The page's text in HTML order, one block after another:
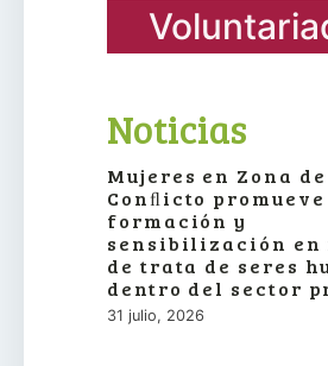
Noticias
Mujeres en Zona de
Conﬂicto
formación y
sensibilización en
de trata de seres
dentro del sector
31 julio, 2026